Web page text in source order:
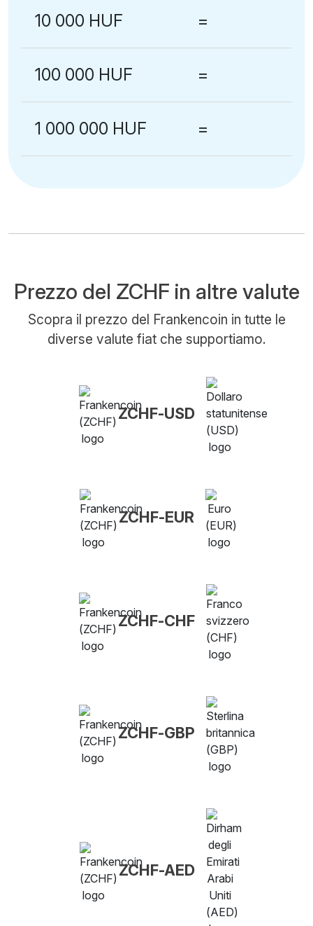
10 000 HUF =
100 000 HUF =
1 000 000 HUF =
Prezzo del ZCHF in altre valute
Scopra il prezzo del Frankencoin in tutte le
diverse valute fiat che supportiamo.
ZCHF-USD
ZCHF-EUR
ZCHF-CHF
ZCHF-GBP
ZCHF-AED